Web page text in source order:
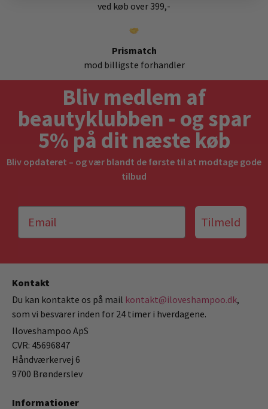
ved køb over 399,-
Prismatch
mod billigste forhandler
Bliv medlem af
beautyklubben - og spar
5% på dit næste køb
Bliv opdateret – og vær blandt de første til at modtage gode
tilbud
Tilmeld
Kontakt
Du kan kontakte os på mail kontakt@iloveshampoo.dk,
som vi besvarer inden for 24 timer i hverdagene.
Iloveshampoo ApS
CVR: 45696847
Håndværkervej 6
9700 Brønderslev
Informationer